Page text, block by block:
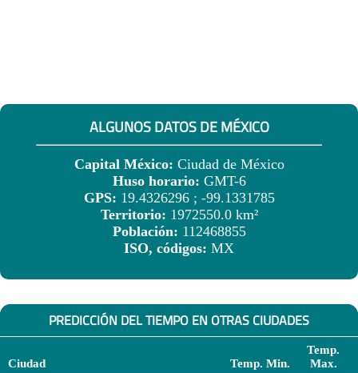
ALGUNOS DATOS DE MÉXICO
Capital México: Ciudad de México
Huso horario: GMT-6
GPS: 19.4326296 ; -99.1331785
Territorio: 1972550.0 km²
Población: 112468855
ISO, códigos: MX
PREDICCIÓN DEL TIEMPO EN OTRAS CIUDADES
Ciudad Temp. Min.
Temp.
Max.